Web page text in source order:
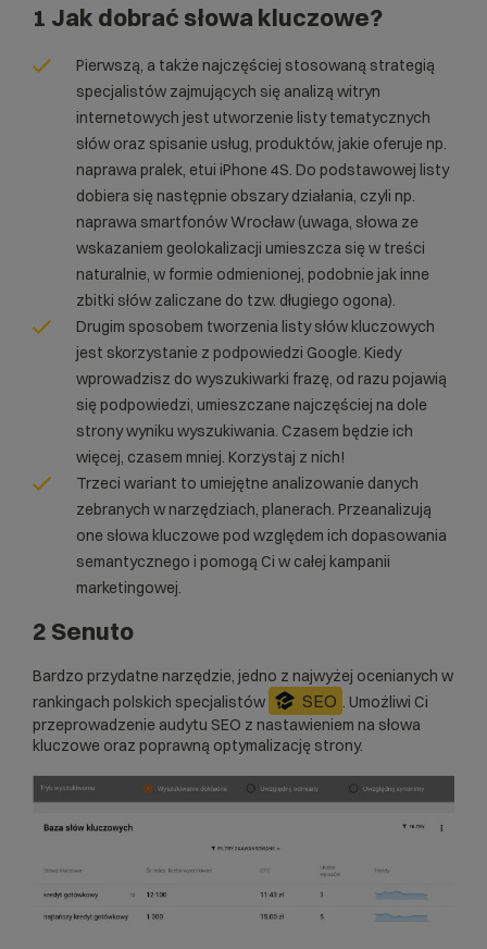
1 Jak dobrać słowa kluczowe?
Pierwszą, a także najczęściej stosowaną strategią
specjalistów zajmujących się analizą witryn
internetowych jest utworzenie listy tematycznych
słów oraz spisanie usług, produktów, jakie oferuje np.
naprawa pralek, etui iPhone 4S. Do podstawowej listy
dobiera się następnie obszary działania, czyli np.
naprawa smartfonów Wrocław (uwaga, słowa ze
wskazaniem geolokalizacji umieszcza się w treści
naturalnie, w formie odmienionej, podobnie jak inne
zbitki słów zaliczane do tzw. długiego ogona).
Drugim sposobem tworzenia listy słów kluczowych
jest skorzystanie z podpowiedzi Google. Kiedy
wprowadzisz do wyszukiwarki frazę, od razu pojawią
się podpowiedzi, umieszczane najczęściej na dole
strony wyniku wyszukiwania. Czasem będzie ich
więcej, czasem mniej. Korzystaj z nich!
Trzeci wariant to umiejętne analizowanie danych
zebranych w narzędziach, planerach. Przeanalizują
one słowa kluczowe pod względem ich dopasowania
semantycznego i pomogą Ci w całej kampanii
marketingowej.
2 Senuto
Bardzo przydatne narzędzie, jedno z najwyżej ocenianych w
rankingach polskich specjalistów
SEO . Umożliwi Ci
przeprowadzenie audytu SEO z nastawieniem na słowa
kluczowe oraz poprawną optymalizację strony.